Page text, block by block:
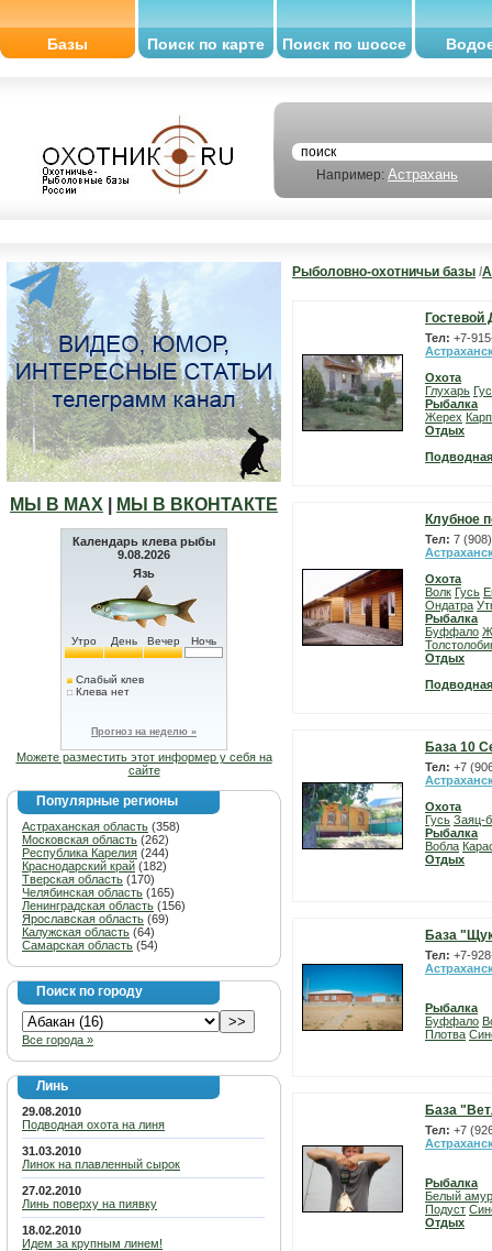
Базы Поиск по карте Поиск по шоссе
Например: Астрахань
МЫ В МАХ МЫ В ВКОНТАКТЕ
Календарь клева рыбы
9.08.2026
Язь
Утро День Вечер Ночь
Слабый клев
Клева нет
Прогноз на неделю »
Можете разместить этот информер у себя на
сайте
Популярные регионы
Астраханская область (358)
Московская область (262)
Республика Карелия (244)
Краснодарский край (182)
Тверская область (170)
Челябинская область (165)
Ленинградская область (156)
Ярославская область (69)
Калужская область (64)
Самарская область (54)
Поиск по городу
Все города »
Линь
29.08.2010
Подводная охота на линя
31.03.2010
Линок на плавленный сырок
27.02.2010
Линь поверху на пиявку
18.02.2010
Идем за крупным линем!
Рыболовно-охотничьи базы /
Тел: +7-
Охота
Глухарь
Рыбалка
Жерех
Отдых
Клубное
Тел: 7
Охота
Волк Гусь
Ондатра
Рыбалка
Буффало
Отдых
База 10
Тел: +7
Охота
Гусь Заяц-
Рыбалка
Вобла
Отдых
База
Тел: +7-
Рыбалка
Буффало
Плотва
База
Тел: +7
Рыбалка
Белый амур
Подуст
Отдых